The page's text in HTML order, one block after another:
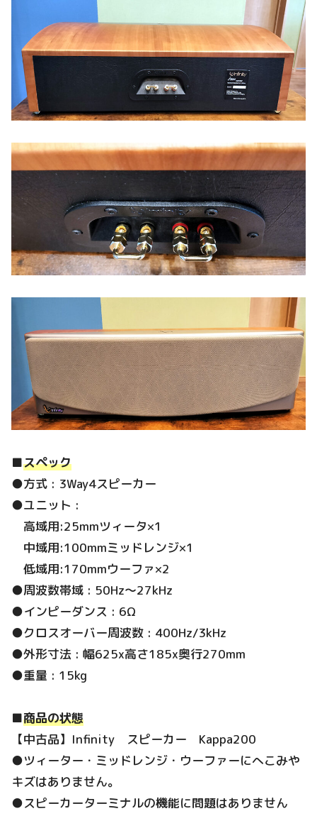
■スペック
●方式 : 3Way4スピーカー
●ユニット :
高域用:25mmツィータ×1
中域用:100mmミッドレンジ×1
低域用:170mmウーファ×2
●周波数帯域 : 50Hz～27kHz
●インピーダンス : 6Ω
●クロスオーバー周波数 : 400Hz/3kHz
●外形寸法 : 幅625x高さ185x奥行270mm
●重量 : 15kg
■商品の状態
【中古品】Infinity スピーカー Kappa200
●ツィーター・ミッドレンジ・ウーファーにへこみや
キズはありません。
●スピーカーターミナルの機能に問題はありません